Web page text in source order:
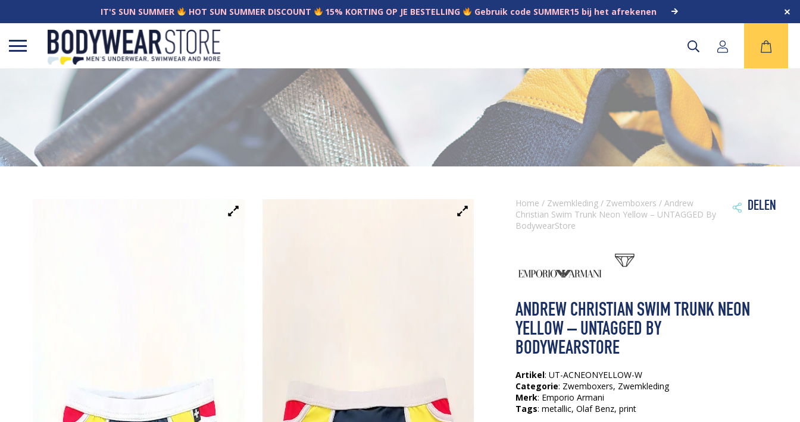
IT'S SUN SUMMER HOT SUN SUMMER DISCOUNT 15% KORTING OP JE BESTELLING Gebruik code SUMMER15 bij het afrekenen
Open
Home / Zwemkleding / Zwemboxers / Andrew
Christian Swim Trunk Neon Yellow – UNTAGGED By
BodywearStore
 DELEN
ANDREW CHRISTIAN SWIM TRUNK NEON
YELLOW – UNTAGGED BY
BODYWEARSTORE
Artikel: UT-ACNEONYELLOW-W
Categorie: Zwemboxers, Zwemkleding
Merk: Emporio Armani
Tags:metallic, Olaf Benz, print